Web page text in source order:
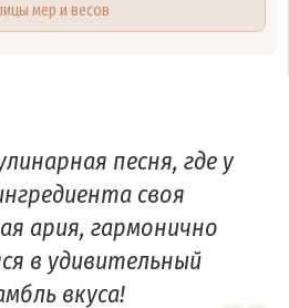
мер и весов
песня, где у
своя
ария, гармонично
в удивительный
вкуса!